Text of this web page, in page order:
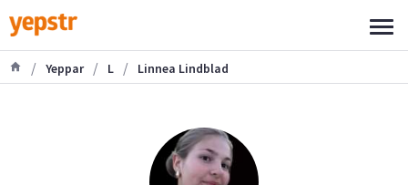
/ Yeppar / L / Linnea Lindblad